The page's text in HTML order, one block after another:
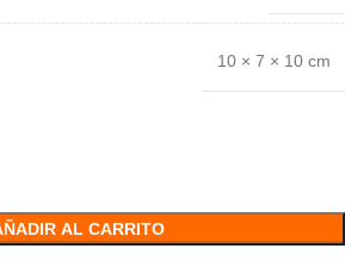
10 × 7 × 10 cm
AL CARRITO